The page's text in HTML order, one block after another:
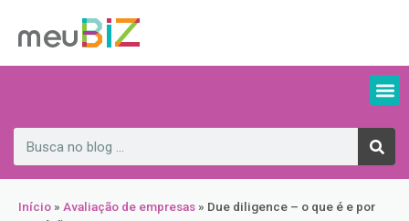
Início » Avaliação de empresas » Due diligence – o que é e por